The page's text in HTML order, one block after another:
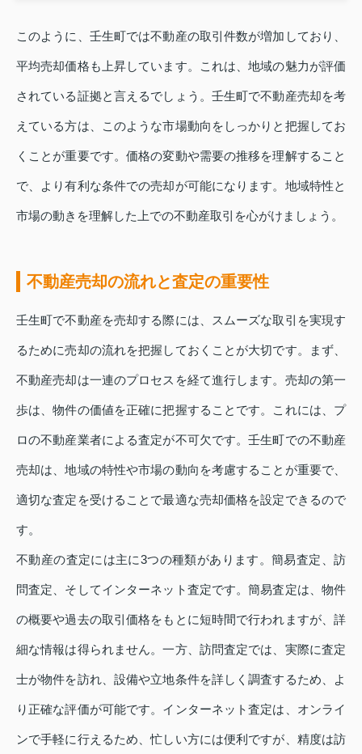
このように、壬生町では不動産の取引件数が増加しており、
平均売却価格も上昇しています。これは、地域の魅力が評価
されている証拠と言えるでしょう。壬生町で不動産売却を考
えている方は、このような市場動向をしっかりと把握してお
くことが重要です。価格の変動や需要の推移を理解すること
で、より有利な条件での売却が可能になります。地域特性と
市場の動きを理解した上での不動産取引を心がけましょう。
不動産売却の流れと査定の重要性
壬生町で不動産を売却する際には、スムーズな取引を実現す
るために売却の流れを把握しておくことが大切です。まず、
不動産売却は一連のプロセスを経て進行します。売却の第一
歩は、物件の価値を正確に把握することです。これには、プ
ロの不動産業者による査定が不可欠です。壬生町での不動産
売却は、地域の特性や市場の動向を考慮することが重要で、
適切な査定を受けることで最適な売却価格を設定できるので
す。
不動産の査定には主に3つの種類があります。簡易査定、訪
問査定、そしてインターネット査定です。簡易査定は、物件
の概要や過去の取引価格をもとに短時間で行われますが、詳
細な情報は得られません。一方、訪問査定では、実際に査定
士が物件を訪れ、設備や立地条件を詳しく調査するため、よ
り正確な評価が可能です。インターネット査定は、オンライ
ンで手軽に行えるため、忙しい方には便利ですが、精度は訪